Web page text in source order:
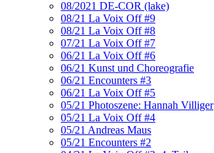
08/2021 DE-COR (lake)
08/21 La Voix Off #9
08/21 La Voix Off #8
07/21 La Voix Off #7
06/21 La Voix Off #6
06/21 Kunst und Choreografie
06/21 Encounters #3
06/21 La Voix Off #5
05/21 Photoszene: Hannah Villiger
05/21 La Voix Off #4
05/21 Andreas Maus
05/21 Encounters #2